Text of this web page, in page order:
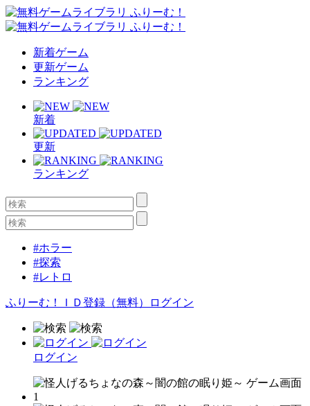
新着ゲーム
更新ゲーム
ランキング
新着
更新
ランキング
#ホラー
#探索
#レトロ
ふりーむ！ＩＤ登録（無料） ログイン
ログイン